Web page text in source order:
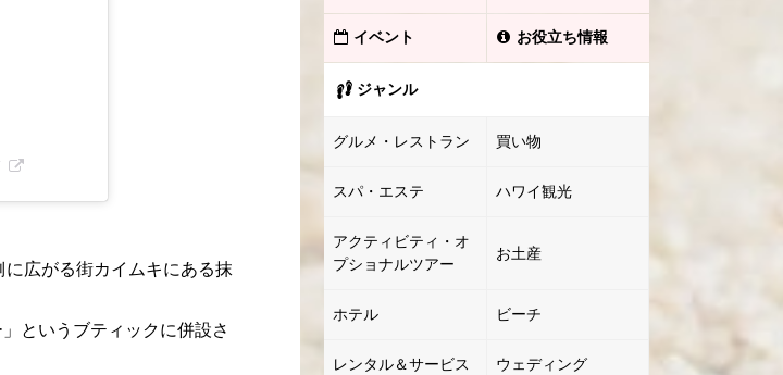
に広がる街カイムキにある抹
というブティックに併設さ
イベント お役立ち情報
ジャンル
グルメ・レストラン 買い物
スパ・エステ ハワイ観光
アクティビティ・オ
プショナルツアー
お土産
ホテル ビーチ
レンタル＆サービス ウェディング